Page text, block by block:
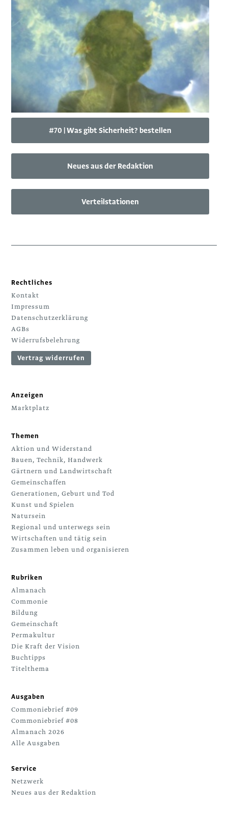
#70 | Was gibt Sicherheit? bestellen
Neues aus der Redaktion
Verteilstationen
Rechtliches
Kontakt
Impressum
Datenschutzerklärung
AGBs
Widerrufsbelehrung
Vertrag widerrufen
Anzeigen
Marktplatz
Themen
Aktion und Widerstand
Bauen, Technik, Handwerk
Gärtnern und Landwirtschaft
Gemeinschaffen
Generationen, Geburt und Tod
Kunst und Spielen
Natursein
Regional und unterwegs sein
Wirtschaften und tätig sein
Zusammen leben und organisieren
Rubriken
Almanach
Commonie
Bildung
Gemeinschaft
Permakultur
Die Kraft der Vision
Buchtipps
Titelthema
Ausgaben
Commoniebrief #09
Commoniebrief #08
Almanach 2026
Alle Ausgaben
Service
Netzwerk
Neues aus der Redaktion